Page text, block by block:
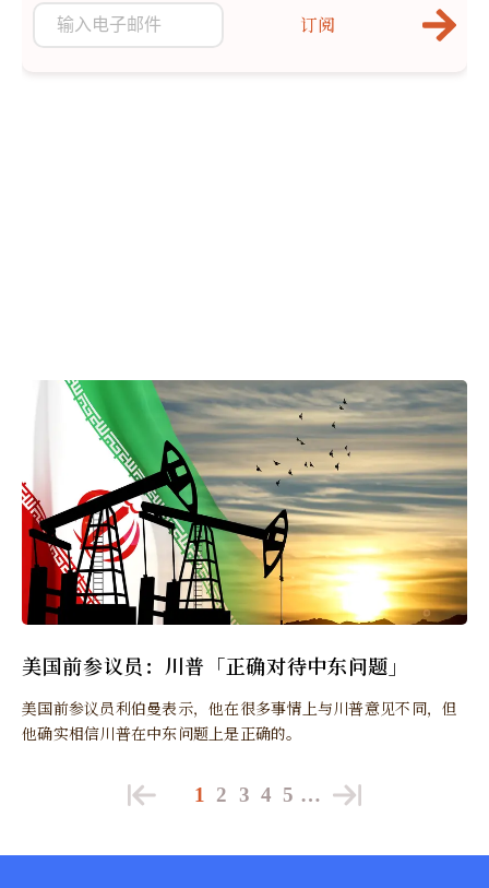
美国前参议员：川普「正确对待中东问题」
美国前参议员利伯曼表示，他在很多事情上与川普意见不同，但
他确实相信川普在中东问题上是正确的。
订阅
1 2 3 4 5 …